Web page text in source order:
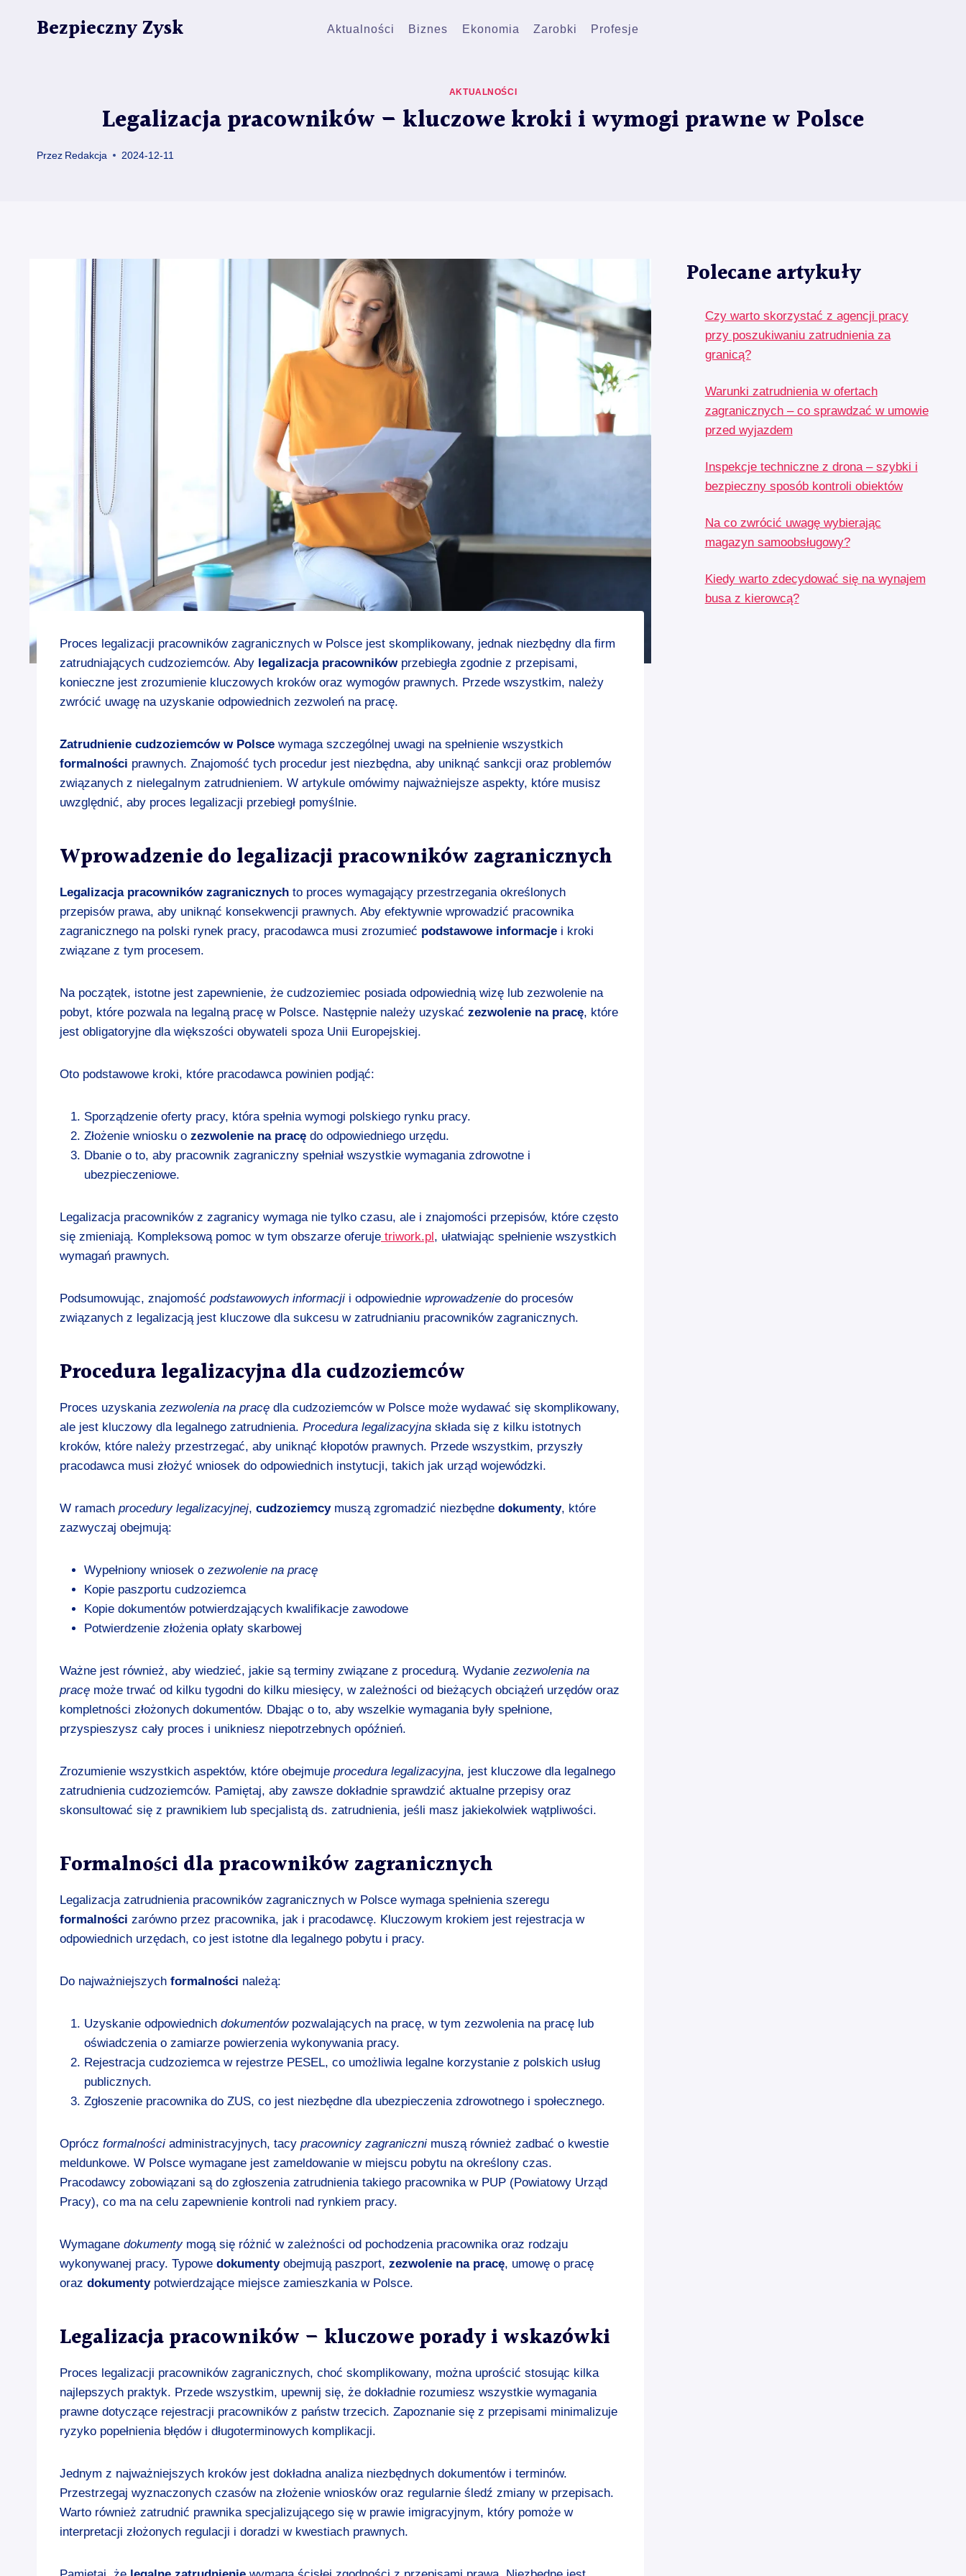
Bezpieczny Zysk Aktualności Biznes Ekonomia Zarobki Profesje
AKTUALNOŚCI
Legalizacja pracowników – kluczowe kroki i wymogi prawne w Polsce
Przez Redakcja 2024-12-11
Proces legalizacji pracowników zagranicznych w Polsce jest skomplikowany, jednak niezbędny dla firm
zatrudniających cudzoziemców. Aby legalizacja pracownikówprzebiegła zgodnie z przepisami,
konieczne jest zrozumienie kluczowych kroków oraz wymogów prawnych. Przede wszystkim, należy
zwrócić uwagę na uzyskanie odpowiednich zezwoleń na pracę.
Zatrudnienie cudzoziemców w Polsce wymaga szczególnej uwagi na spełnienie wszystkich
formalności prawnych. Znajomość tych procedur jest niezbędna, aby uniknąć sankcji oraz problemów
związanych z nielegalnym zatrudnieniem. W artykule omówimy najważniejsze aspekty, które musisz
uwzględnić, aby proces legalizacji przebiegł pomyślnie.
Wprowadzenie do legalizacji pracowników zagranicznych
Legalizacja pracowników zagranicznych to proces wymagający przestrzegania określonych
przepisów prawa, aby uniknąć konsekwencji prawnych. Aby efektywnie wprowadzić pracownika
zagranicznego na polski rynek pracy, pracodawca musi zrozumieć podstawowe informacje i kroki
związane z tym procesem.
Na początek, istotne jest zapewnienie, że cudzoziemiec posiada odpowiednią wizę lub zezwolenie na
pobyt, które pozwala na legalną pracę w Polsce. Następnie należy uzyskać zezwolenie na pracę, które
jest obligatoryjne dla większości obywateli spoza Unii Europejskiej.
Oto podstawowe kroki, które pracodawca powinien podjąć:
Sporządzenie oferty pracy, która spełnia wymogi polskiego rynku pracy.
Złożenie wniosku o zezwolenie na pracę do odpowiedniego urzędu.
Dbanie o to, aby pracownik zagraniczny spełniał wszystkie wymagania zdrowotne i
ubezpieczeniowe.
Legalizacja pracowników z zagranicy wymaga nie tylko czasu, ale i znajomości przepisów, które często
się zmieniają. Kompleksową pomoc w tym obszarze oferuje triwork.pl, ułatwiając spełnienie wszystkich
wymagań prawnych.
Podsumowując, znajomość podstawowych informacji i odpowiednie wprowadzenie do procesów
związanych z legalizacją jest kluczowe dla sukcesu w zatrudnianiu pracowników zagranicznych.
Procedura legalizacyjna dla cudzoziemców
Proces uzyskania zezwolenia na pracę dla cudzoziemców w Polsce może wydawać się skomplikowany,
ale jest kluczowy dla legalnego zatrudnienia. Procedura legalizacyjna składa się z kilku istotnych
kroków, które należy przestrzegać, aby uniknąć kłopotów prawnych. Przede wszystkim, przyszły
pracodawca musi złożyć wniosek do odpowiednich instytucji, takich jak urząd wojewódzki.
W ramach procedury legalizacyjnej, cudzoziemcymuszą zgromadzić niezbędne dokumenty, które
zazwyczaj obejmują:
Wypełniony wniosek o zezwolenie na pracę
Kopie paszportu cudzoziemca
Kopie dokumentów potwierdzających kwalifikacje zawodowe
Potwierdzenie złożenia opłaty skarbowej
Ważne jest również, aby wiedzieć, jakie są terminy związane z procedurą. Wydanie zezwolenia na
pracę może trwać od kilku tygodni do kilku miesięcy, w zależności od bieżących obciążeń urzędów oraz
kompletności złożonych dokumentów. Dbając o to, aby wszelkie wymagania były spełnione,
przyspieszysz cały proces i unikniesz niepotrzebnych opóźnień.
Zrozumienie wszystkich aspektów, które obejmuje procedura legalizacyjna, jest kluczowe dla legalnego
zatrudnienia cudzoziemców. Pamiętaj, aby zawsze dokładnie sprawdzić aktualne przepisy oraz
skonsultować się z prawnikiem lub specjalistą ds. zatrudnienia, jeśli masz jakiekolwiek wątpliwości.
Formalności dla pracowników zagranicznych
Legalizacja zatrudnienia pracowników zagranicznych w Polsce wymaga spełnienia szeregu
formalności zarówno przez pracownika, jak i pracodawcę. Kluczowym krokiem jest rejestracja w
odpowiednich urzędach, co jest istotne dla legalnego pobytu i pracy.
Do najważniejszych formalności należą:
Uzyskanie odpowiednich dokumentówpozwalających na pracę, w tym zezwolenia na pracę lub
oświadczenia o zamiarze powierzenia wykonywania pracy.
Rejestracja cudzoziemca w rejestrze PESEL, co umożliwia legalne korzystanie z polskich usług
publicznych.
Zgłoszenie pracownika do ZUS, co jest niezbędne dla ubezpieczenia zdrowotnego i społecznego.
Oprócz formalności administracyjnych, tacy pracownicy zagraniczni muszą również zadbać o kwestie
meldunkowe. W Polsce wymagane jest zameldowanie w miejscu pobytu na określony czas.
Pracodawcy zobowiązani są do zgłoszenia zatrudnienia takiego pracownika w PUP (Powiatowy Urząd
Pracy), co ma na celu zapewnienie kontroli nad rynkiem pracy.
Wymagane dokumentymogą się różnić w zależności od pochodzenia pracownika oraz rodzaju
wykonywanej pracy. Typowe dokumentyobejmują paszport, zezwolenie na pracę, umowę o pracę
oraz dokumentypotwierdzające miejsce zamieszkania w Polsce.
Legalizacja pracowników – kluczowe porady i wskazówki
Proces legalizacji pracowników zagranicznych, choć skomplikowany, można uprościć stosując kilka
najlepszych praktyk. Przede wszystkim, upewnij się, że dokładnie rozumiesz wszystkie wymagania
prawne dotyczące rejestracji pracowników z państw trzecich. Zapoznanie się z przepisami minimalizuje
ryzyko popełnienia błędów i długoterminowych komplikacji.
Jednym z najważniejszych kroków jest dokładna analiza niezbędnych dokumentów i terminów.
Przestrzegaj wyznaczonych czasów na złożenie wniosków oraz regularnie śledź zmiany w przepisach.
Warto również zatrudnić prawnika specjalizującego się w prawie imigracyjnym, który pomoże w
interpretacji złożonych regulacji i doradzi w kwestiach prawnych.
Polecane artykuły
Czy warto skorzystać z agencji pracy
przy poszukiwaniu zatrudnienia za
granicą?
Warunki zatrudnienia w ofertach
zagranicznych – co sprawdzać w umowie
przed wyjazdem
Inspekcje techniczne z drona – szybki i
bezpieczny sposób kontroli obiektów
Na co zwrócić uwagę wybierając
magazyn samoobsługowy?
Kiedy warto zdecydować się na wynajem
busa z kierowcą?